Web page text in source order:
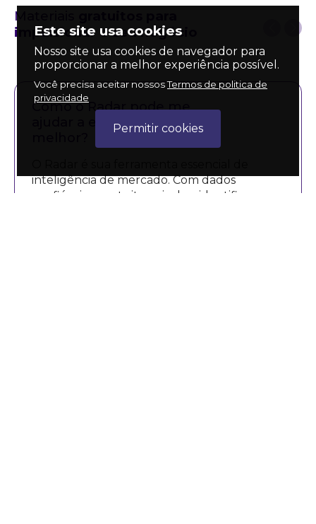
Materiais
impulsionar o seu negócio
Como o Radar pode me
ajudar a empreender
inteligência de mercado. Com dados
confiáveis e gratuitos, ajuda a identificar
Este site usa cookies
Nosso site usa cookies de navegador para
proporcionar a melhor experiência possível.
Você precisa aceitar nossosTermos de politica de
privacidade
Permitir cookies